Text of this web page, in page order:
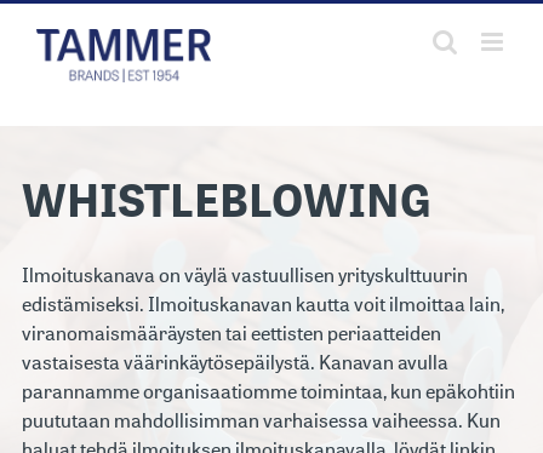
WHISTLEBLOWING
Ilmoituskanava on väylä vastuullisen yrityskulttuurin
edistämiseksi. Ilmoituskanavan kautta voit ilmoittaa lain,
viranomaismääräysten tai eettisten periaatteiden
vastaisesta väärinkäytösepäilystä. Kanavan avulla
parannamme organisaatiomme toimintaa, kun epäkohtiin
puututaan mahdollisimman varhaisessa vaiheessa. Kun